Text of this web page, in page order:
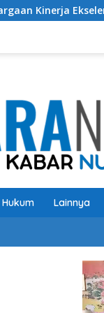
Award 2026
Hukum Lainnya